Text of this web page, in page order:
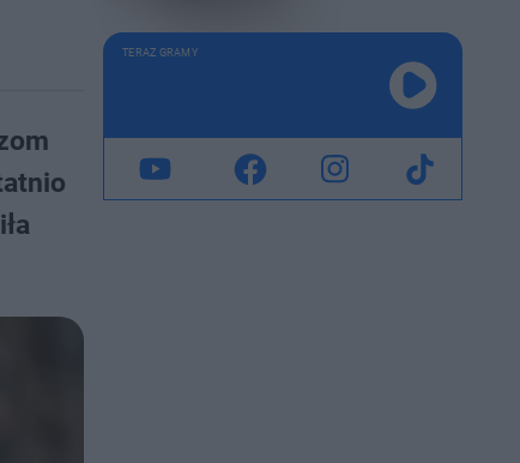
TERAZ GRAMY